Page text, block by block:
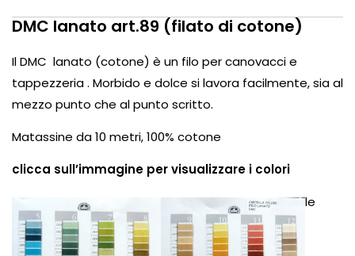
DMC lanato art.89 (filato di cotone)
Il DMC lanato (cotone) è un filo per canovacci e
tappezzeria . Morbido e dolce si lavora facilmente, sia al
mezzo punto che al punto scritto.
Matassine da 10 metri, 100% cotone
clicca sull’immagine per visualizzare i colori
le